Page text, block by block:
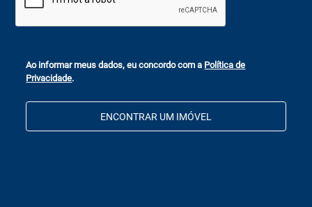
Ao informar meus dados, eu concordo com a Política de
Privacidade.
ENCONTRAR UM IMÓVEL